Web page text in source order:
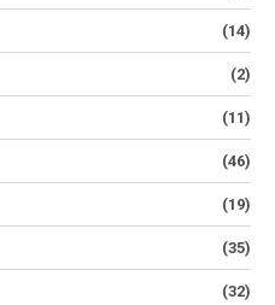
(14)
(2)
(11)
(46)
(19)
(35)
(32)